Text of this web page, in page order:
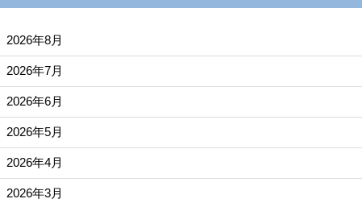
2026年8月
2026年7月
2026年6月
2026年5月
2026年4月
2026年3月